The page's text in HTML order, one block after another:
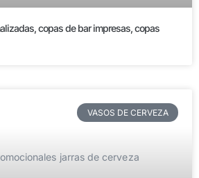
copas de bar impresas, copas
VASOS DE CERVEZA